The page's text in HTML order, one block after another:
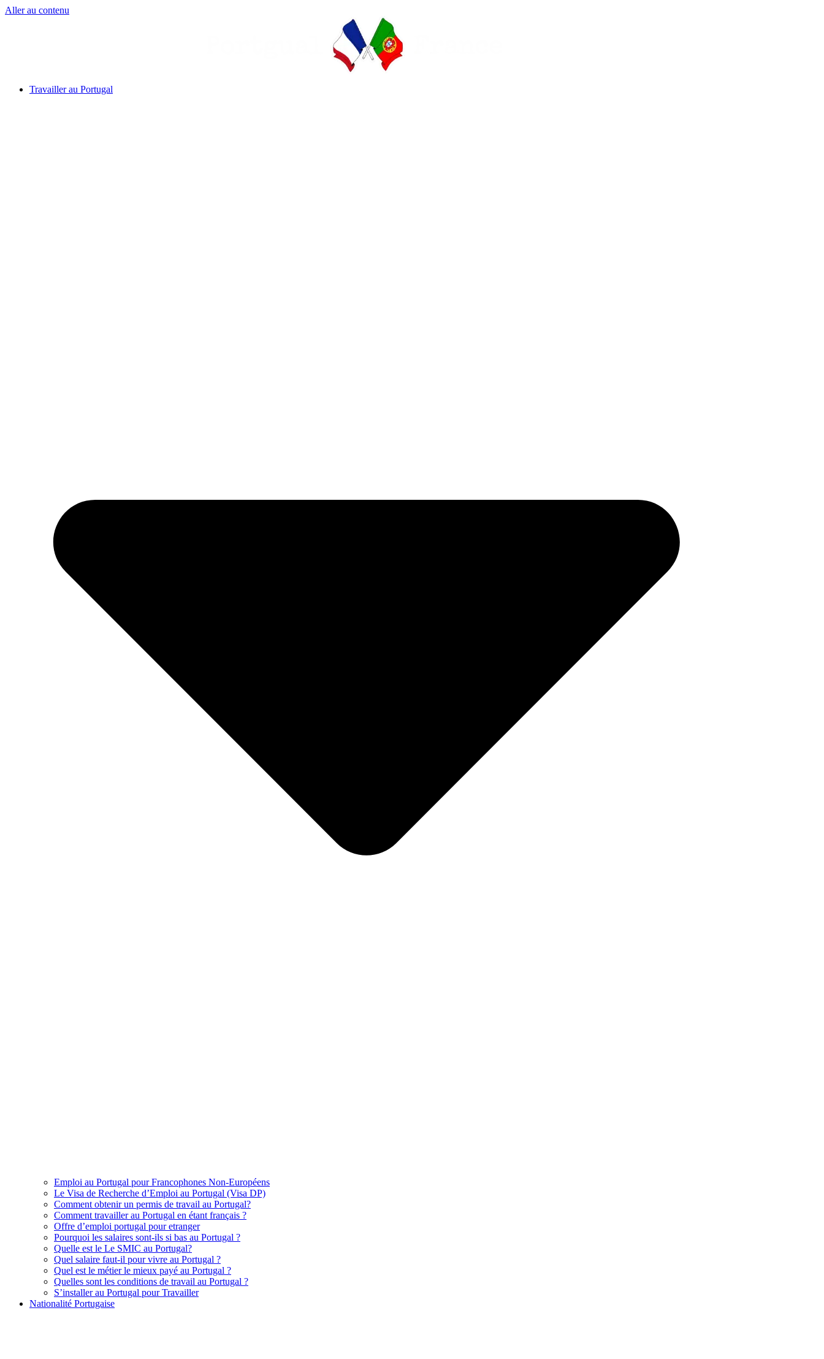
Aller au contenu
Travailler au Portugal
Emploi au Portugal pour Francophones Non-Européens
Le Visa de Recherche d’Emploi au Portugal (Visa DP)
Comment obtenir un permis de travail au Portugal?
Comment travailler au Portugal en étant français ?
Offre d’emploi portugal pour etranger
Pourquoi les salaires sont-ils si bas au Portugal ?
Quelle est le Le SMIC au Portugal?
Quel salaire faut-il pour vivre au Portugal ?
Quel est le métier le mieux payé au Portugal ?
Quelles sont les conditions de travail au Portugal ?
S’installer au Portugal pour Travailler
Nationalité Portugaise